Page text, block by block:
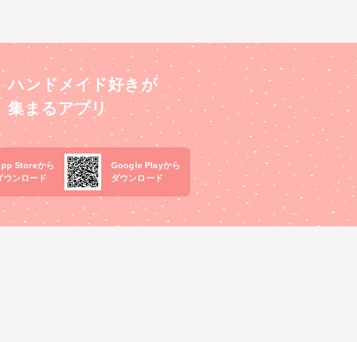
ハンドメイド好きが
集まるアプリ
Storeから
ウンロード
Google Playから
ダウンロード